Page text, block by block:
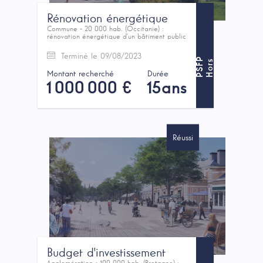
Rénovation énergétique
Commune - 20 000 hab. (Occitanie) :
rénovation énergétique d'un bâtiment public
Terminé le 09/08/2023
Montant recherché
1 000 000 €
Durée
15ans
H
o
r
s
P
S
F
P
Réussi
Budget d'investissement